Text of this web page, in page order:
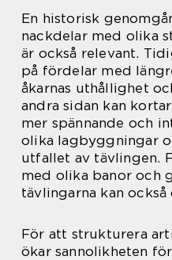
En historisk
nackdelar med olika
är också relevant.
på fördelar med
åkarnas uthållighet
andra sidan kan
mer spännande och
olika lagbyggningar
utfallet av tävlingen.
med olika banor och
tävlingarna kan också
För att strukturera
ökar sannolikheten